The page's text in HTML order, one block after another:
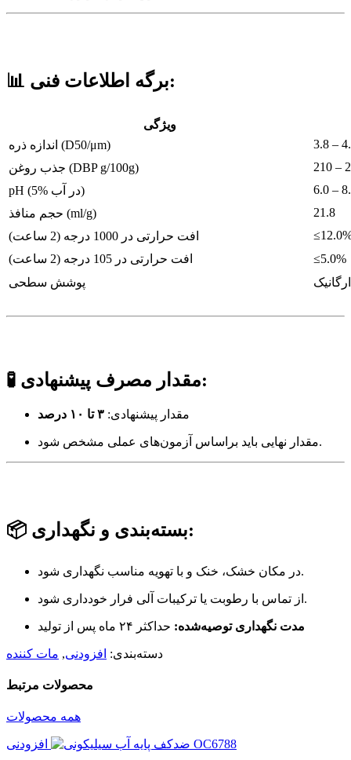
📊 برگه اطلاعات فنی:
ویژگی
اندازه ذره (D50/μm)
3.8 –
جذب روغن (DBP g/100g)
210 –
pH (5% در آب)
6.0 –
حجم منافذ (ml/g)
21.8
افت حرارتی در 1000 درجه (2 ساعت)
افت حرارتی در 105 درجه (2 ساعت)
≤5.0%
پوشش سطحی
🧪 مقدار مصرف پیشنهادی:
مقدار پیشنهادی: ۳ تا ۱۰ درصد
مقدار نهایی باید براساس آزمون‌های عملی مشخص شود.
📦 بسته‌بندی و نگهداری:
در مکان خشک، خنک و با تهویه مناسب نگهداری شود.
از تماس با رطوبت یا ترکیبات آلی فرار خودداری شود.
مدت نگهداری توصیه‌شده: حداکثر ۲۴ ماه پس از تولید
دسته‌بندی: افزودنی, مات کننده
محصولات مرتبط
همه محصولات